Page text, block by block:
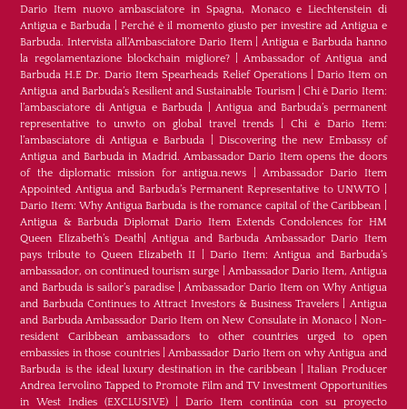
Dario Item nuovo ambasciatore in Spagna, Monaco e Liechtenstein di
Antigua e Barbuda |Perché è il momento giusto per investire ad Antigua e
Barbuda. Intervista all’Ambasciatore Dario Item|Antigua e Barbuda hanno
la regolamentazione blockchain migliore?|Ambassador of Antigua and
Barbuda H.E Dr. Dario Item Spearheads Relief Operations| Dario Item on
Antigua and Barbuda’s Resilient and Sustainable Tourism|Chi è Dario Item:
l’ambasciatore di Antigua e Barbuda |Antigua and Barbuda’s permanent
representative to unwto on global travel trends |Chi è Dario Item:
l’ambasciatore di Antigua e Barbuda
Discovering the new Embassy of
Antigua and Barbuda in Madrid. Ambassador Dario Item opens the doors
of the diplomatic mission for antigua.news
Ambassador Dario Item
Appointed Antigua and Barbuda’s Permanent Representative to UNWTO
Dario Item: Why Antigua Barbuda is the romance capital of the Caribbean
Antigua & Barbuda Diplomat Dario Item Extends Condolences for HM
Queen Elizabeth’s Death| Antigua and Barbuda Ambassador Dario Item
pays tribute to Queen Elizabeth II
Dario Item: Antigua and Barbuda’s
ambassador, on continued tourism surge
Ambassador Dario Item, Antigua
and Barbuda is sailor’s paradise
Ambassador Dario Item on Why Antigua
and Barbuda Continues to Attract Investors & Business Travelers
Antigua
and Barbuda Ambassador Dario Item on New Consulate in Monaco| Non-
resident Caribbean ambassadors to other countries urged to open
embassies in those countries|Ambassador Dario Item on why Antigua and
Barbuda is the ideal luxury destination in the caribbean |Italian Producer
Andrea Iervolino Tapped to Promote Film and TV Investment Opportunities
in West Indies (EXCLUSIVE) |Darío Item continúa con su proyecto